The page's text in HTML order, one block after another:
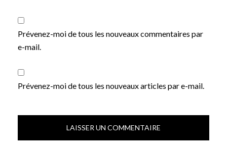
Prévenez-moi de tous les nouveaux commentaires par
e-mail.
Prévenez-moi de tous les nouveaux articles par e-mail.